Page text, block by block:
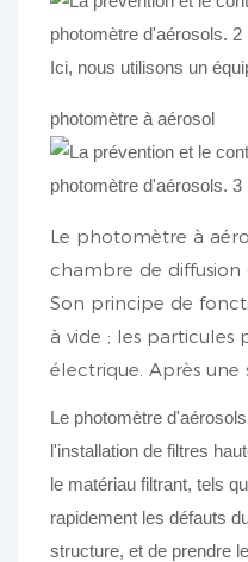
Ici, nous utilisons un
photomètre à aérosol
Le photomètre à
chambre de
Son principe de
à vide ; les
électrique. Après une
Le photomètre
l'installation de filtres
le matériau filtrant, tels
rapidement les défauts
structure, et de prendre